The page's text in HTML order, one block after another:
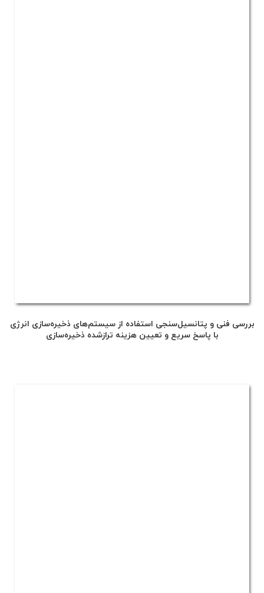
بررسی فنی و پتانسیل‌سنجی استفاده از سیستم‌های ذخیره‌سازی انرژی
با پاسخ سریع و تعیین هزینه ترازشده ذخیره‌سازی